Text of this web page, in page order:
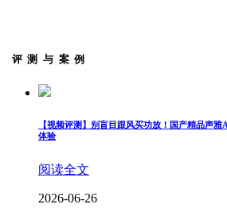
评测与案例
【视频评测】别盲目跟风买功放！国产精品声
体验
阅读全文
2026-06-26